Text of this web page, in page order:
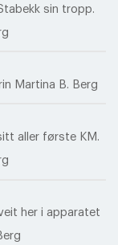
sin tropp.
Martina B. Berg
aller første KM.
her i apparatet